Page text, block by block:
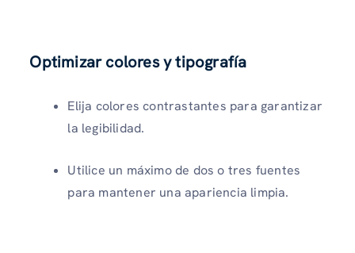
Optimizar colores y tipografía
Elija colores contrastantes para garantizar
la legibilidad.
Utilice un máximo de dos o tres fuentes
para mantener una apariencia limpia.